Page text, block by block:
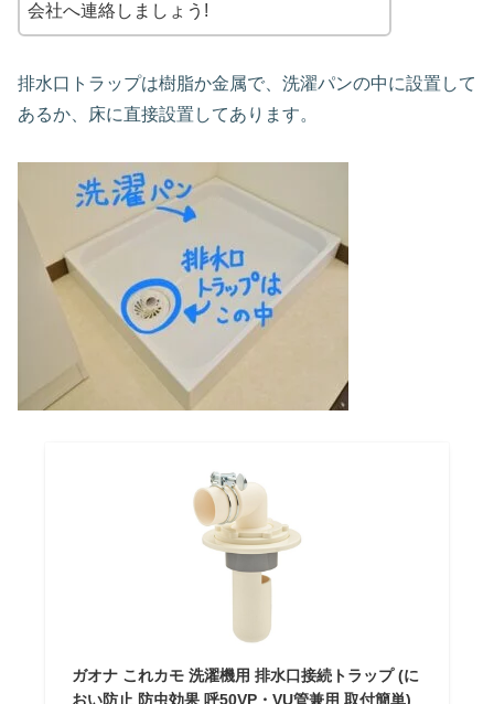
会社へ連絡しましょう!
排水口トラップは樹脂か金属で、洗濯パンの中に設置して
あるか、床に直接設置してあります。
ガオナ これカモ 洗濯機用 排水口接続トラップ (に
おい防止 防虫効果 呼50VP・VU管兼用 取付簡単)